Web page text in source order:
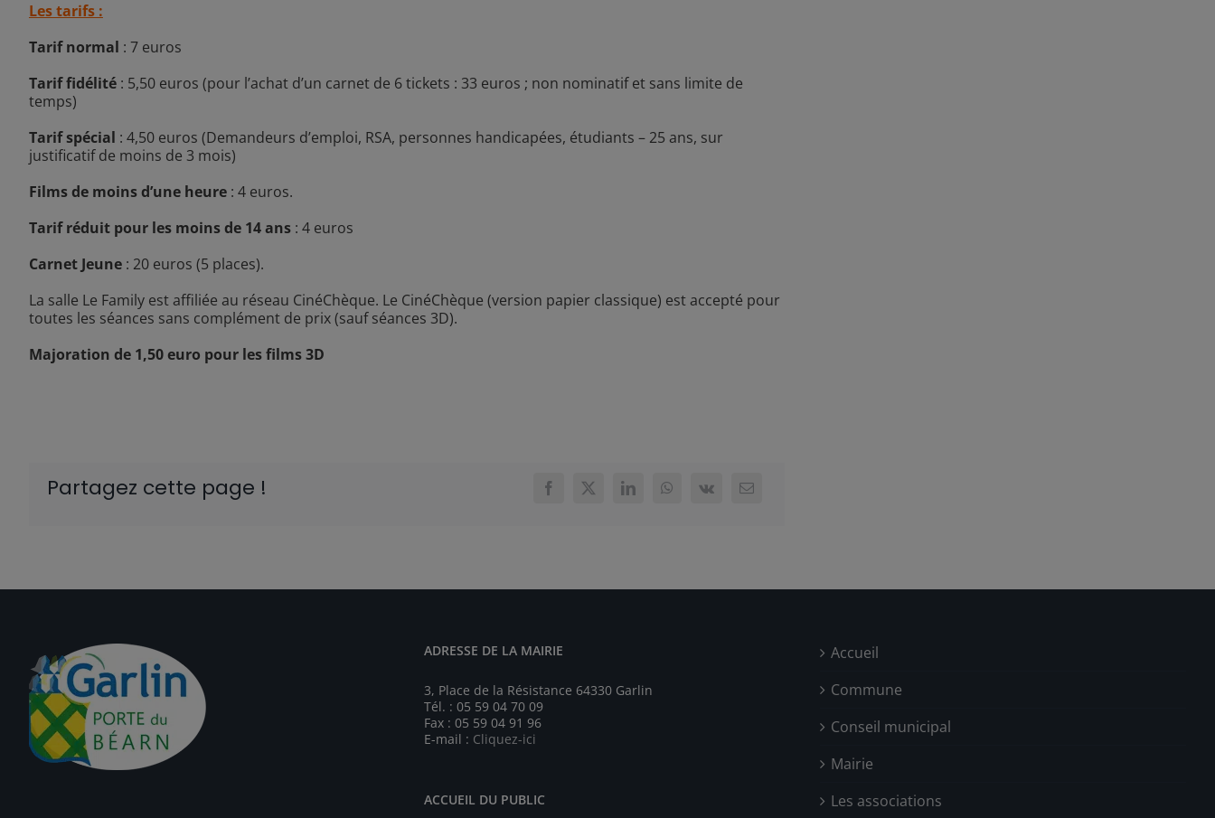
Les tarifs :
Tarif normal : 7 euros
Tarif fidélité: 5,50 euros (pour l’achat d’un carnet de 6 tickets : 33 euros ; non nominatif et sans limite de
temps)
Tarif spécial : 4,50 euros (Demandeurs d’emploi, RSA, personnes handicapées, étudiants – 25 ans, sur
justificatif de moins de 3 mois)
Films de moins d’une heure: 4 euros.
Tarif réduit pour les moins de 14 ans: 4 euros
Carnet Jeune: 20 euros (5 places).
La salle Le Family est affiliée au réseau CinéChèque. Le CinéChèque (version papier classique) est accepté pour
toutes les séances sans complément de prix (sauf séances 3D).
Majoration de 1,50 euro pour les films 3D
Partagez cette page !
ADRESSE DE LA MAIRIE
3, Place de la Résistance 64330 Garlin
Tél. : 05 59 04 70 09
Fax : 05 59 04 91 96
E-mail : Cliquez-ici
ACCUEIL DU PUBLIC
Accueil
Commune
Conseil municipal
Mairie
Les associations